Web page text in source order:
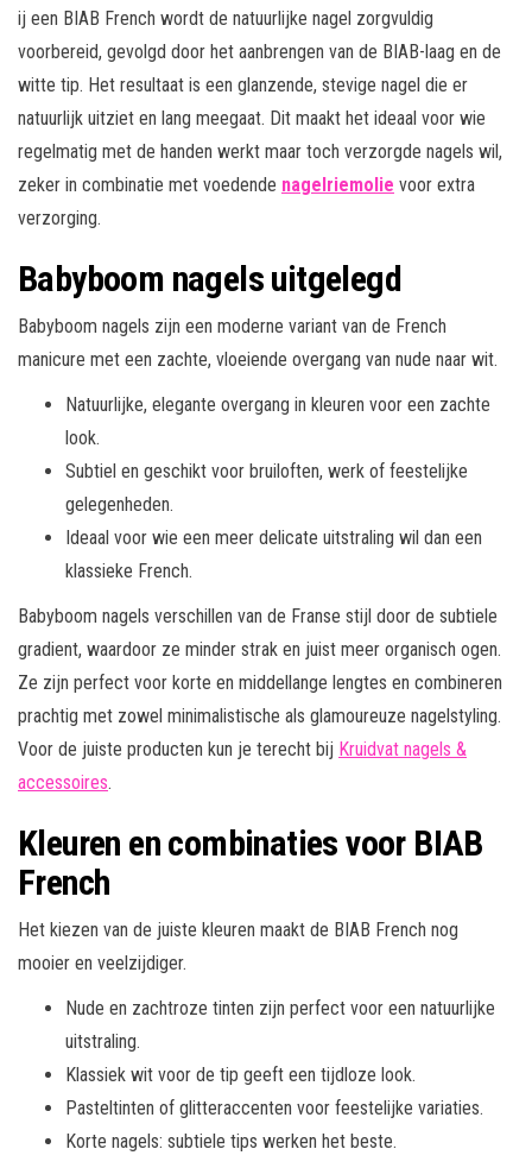
ij een BIAB French wordt de natuurlijke nagel zorgvuldig
voorbereid, gevolgd door het aanbrengen van de BIAB-laag en de
witte tip. Het resultaat is een glanzende, stevige nagel die er
natuurlijk uitziet en lang meegaat. Dit maakt het ideaal voor wie
regelmatig met de handen werkt maar toch verzorgde nagels wil,
zeker in combinatie met voedende nagelriemolie voor extra
verzorging.
Babyboom nagels uitgelegd
Babyboom nagels zijn een moderne variant van de French
manicure met een zachte, vloeiende overgang van nude naar wit.
Natuurlijke, elegante overgang in kleuren voor een zachte
look.
Subtiel en geschikt voor bruiloften, werk of feestelijke
gelegenheden.
Ideaal voor wie een meer delicate uitstraling wil dan een
klassieke French.
Babyboom nagels verschillen van de Franse stijl door de subtiele
gradient, waardoor ze minder strak en juist meer organisch ogen.
Ze zijn perfect voor korte en middellange lengtes en combineren
prachtig met zowel minimalistische als glamoureuze nagelstyling.
Voor de juiste producten kun je terecht bij Kruidvat nagels &
accessoires.
Kleuren en combinaties voor BIAB
French
Het kiezen van de juiste kleuren maakt de BIAB French nog
mooier en veelzijdiger.
Nude en zachtroze tinten zijn perfect voor een natuurlijke
uitstraling.
Klassiek wit voor de tip geeft een tijdloze look.
Pasteltinten of glitteraccenten voor feestelijke variaties.
Korte nagels: subtiele tips werken het beste.